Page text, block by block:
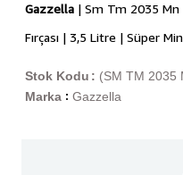
Gazzella| Sm Tm 2035 Mn |
Fırçası | 3,5 Litre | Süper
(SM TM 2035
Stok Kodu
Marka : Gazzella